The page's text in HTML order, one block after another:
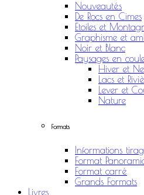
Nouveautés
De Rocs en Cimes
Etoiles et
Graphisme et
Noir et Blanc
Paysages en
Hiver et
Lacs et
Lever et
Nature
Formats
Informations
Format
Format carré
Grands Formats
Livres